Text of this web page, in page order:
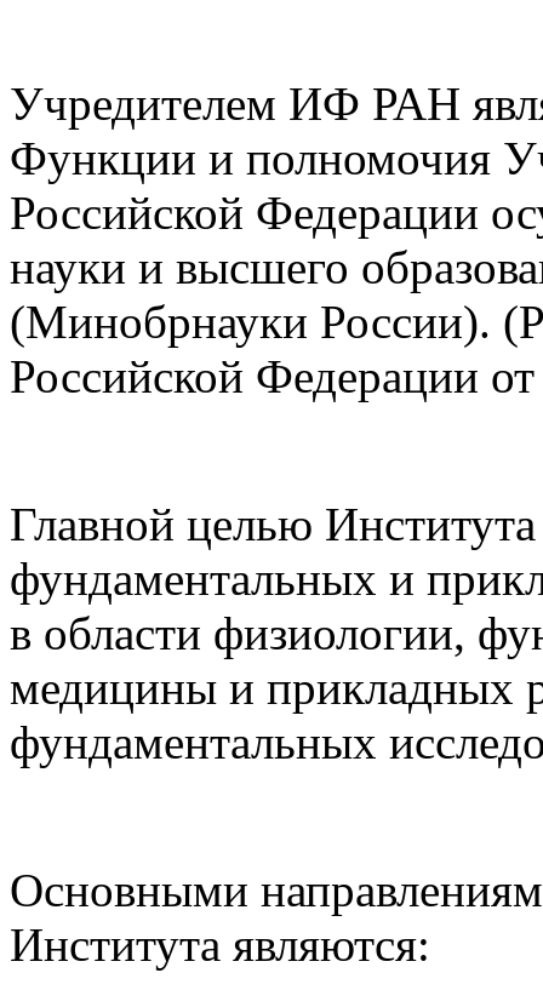
Учредителем ИФ РАН
Функции и полномочия
Российской Федерации
науки и высшего
(Минобрнауки России).
Российской Федерации
Главной целью Института
фундаментальных и
в области физиологии,
медицины и прикладных
фундаментальных
Основными
Института являются: